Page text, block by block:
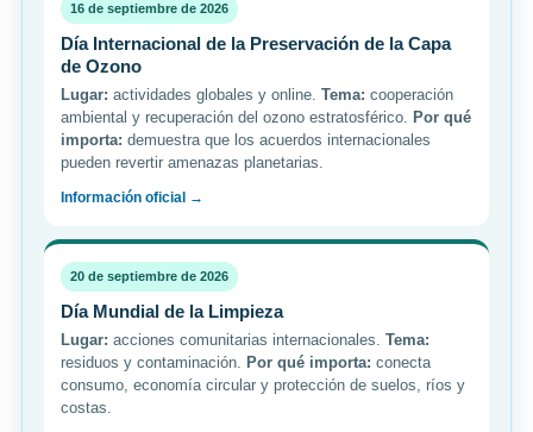
16 de septiembre de 2026
Día Internacional de la Preservación de la Capa
de Ozono
Lugar: actividades globales y online. Tema: cooperación
ambiental y recuperación del ozono estratosférico. Por qué
importa: demuestra que los acuerdos internacionales
pueden revertir amenazas planetarias.
Información oficial →
20 de septiembre de 2026
Día Mundial de la Limpieza
Lugar: acciones comunitarias internacionales. Tema:
residuos y contaminación. Por qué importa: conecta
consumo, economía circular y protección de suelos, ríos y
costas.